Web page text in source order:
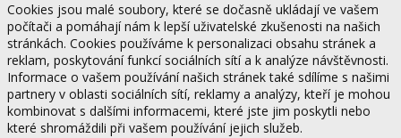
Cookies jsou malé soubory, které se dočasně ukládají ve vašem
počítači a pomáhají nám k lepší uživatelské zkušenosti na našich
stránkách. Cookies používáme k personalizaci obsahu stránek a
reklam, poskytování funkcí sociálních sítí a k analýze návštěvnosti.
Informace o vašem používání našich stránek také sdílíme s našimi
partnery v oblasti sociálních sítí, reklamy a analýzy, kteří je mohou
kombinovat s dalšími informacemi, které jste jim poskytli nebo
které shromáždili při vašem používání jejich služeb.